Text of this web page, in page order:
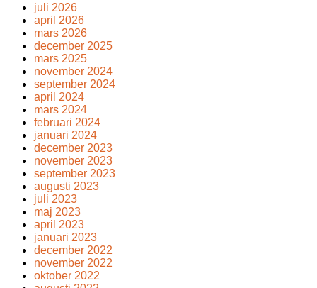
juli 2026
april 2026
mars 2026
december 2025
mars 2025
november 2024
september 2024
april 2024
mars 2024
februari 2024
januari 2024
december 2023
november 2023
september 2023
augusti 2023
juli 2023
maj 2023
april 2023
januari 2023
december 2022
november 2022
oktober 2022